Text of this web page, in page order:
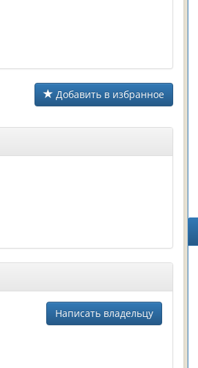
Добавить в избранное
Написать владельцу